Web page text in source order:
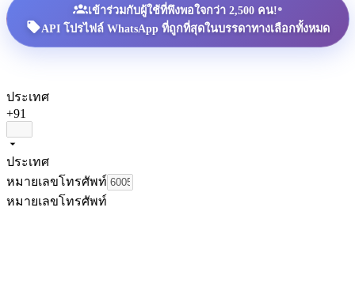
เข้าร่วมกับผู้ใช้ที่พึงพอใจกว่า 2,500 คน!•
API โปรไฟล์ WhatsApp ที่ถูกที่สุดในบรรดาทางเลือกทั้งหมด
ประเทศ
+91
ประเทศ
หมายเลขโทรศัพท์
หมายเลขโทรศัพท์